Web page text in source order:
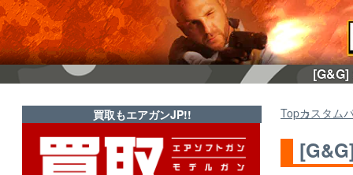
[G&G]
Topカスタム
買取もエアガンJP!!